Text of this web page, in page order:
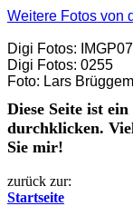
Weitere Fotos von
Digi Fotos:
Digi Fotos: 0255
Foto: Lars
Diese Seite ist
durchklicken.
Sie mir!
zurück zur:
Startseite